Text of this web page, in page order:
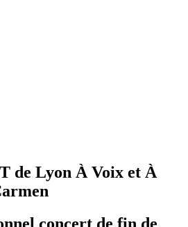
de Lyon À Voix et À